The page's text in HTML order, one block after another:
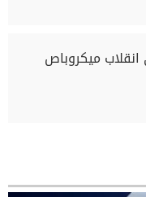
ميكروباص